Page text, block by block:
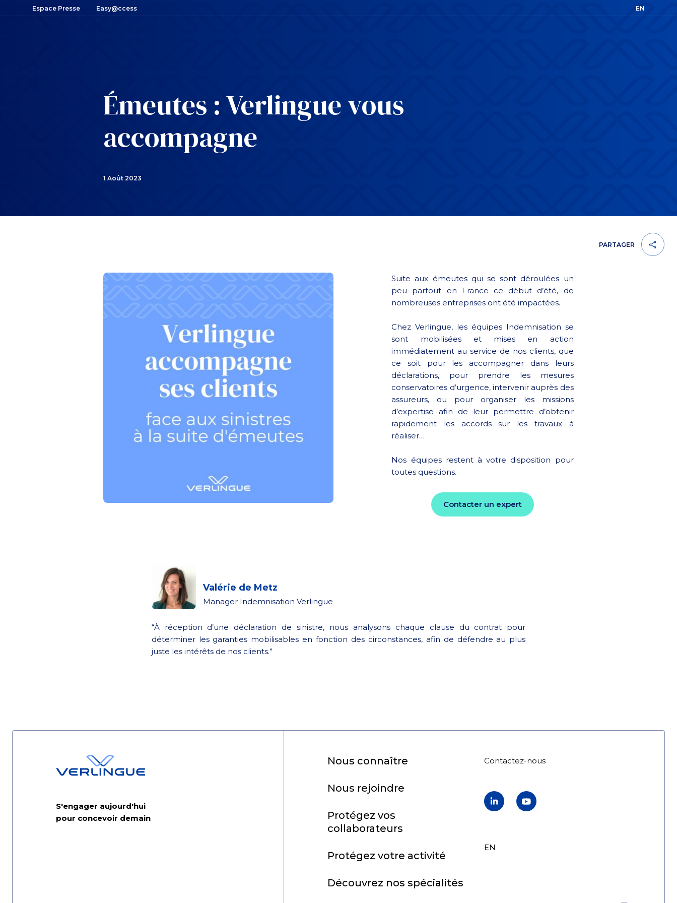
Espace Presse Easy@ccess FR
EN
Émeutes : Verlingue vous
accompagne
1 Août 2023
PARTAGER
Suite aux émeutes qui se sont déroulées un
peu partout en France ce début d’été, de
nombreuses entreprises ont été impactées.
Chez Verlingue, les équipes Indemnisation se
sont mobilisées et mises en action
immédiatement au service de nos clients, que
ce soit pour les accompagner dans leurs
déclarations, pour prendre les mesures
conservatoires d’urgence, intervenir auprès des
assureurs, ou pour organiser les missions
d’expertise afin de leur permettre d’obtenir
rapidement les accords sur les travaux à
réaliser…
Nos équipes restent à votre disposition pour
toutes questions.
Contacter un expert
Valérie de Metz
Manager Indemnisation Verlingue
“À réception d’une déclaration de sinistre, nous analysons chaque clause du contrat pour
déterminer les garanties mobilisables en fonction des circonstances, afin de défendre au plus
juste les intérêts de nos clients.”
S'engager aujourd'hui
pour concevoir demain
Nous connaître
Nous rejoindre
Protégez vos
collaborateurs
Protégez votre activité
Découvrez nos spécialités
Contactez-nous
LinkedInYouTube
FR
EN